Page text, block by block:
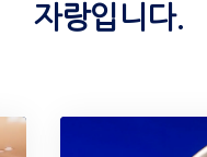
자랑입니다.